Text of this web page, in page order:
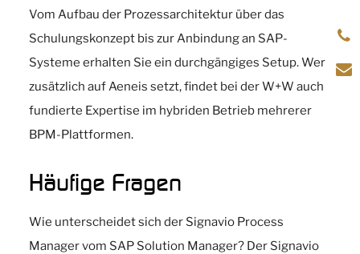
Vom Aufbau der Prozessarchitektur über das
Schulungskonzept bis zur Anbindung an SAP-
Systeme erhalten Sie ein durchgängiges Setup. Wer
zusätzlich auf Aeneis setzt, findet bei der W+W auch
fundierte Expertise im hybriden Betrieb mehrerer
BPM-Plattformen.
Häufige Fragen
Wie unterscheidet sich der Signavio Process
Manager vom SAP Solution Manager? Der Signavio